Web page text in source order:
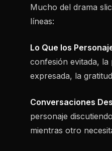
Mucho del drama
líneas:
Lo Que los
confesión evitada,
expresada, la
Conversaciones
personaje
mientras otro